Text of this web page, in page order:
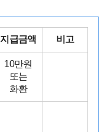
지급금액 비고
10만원
또는
화환